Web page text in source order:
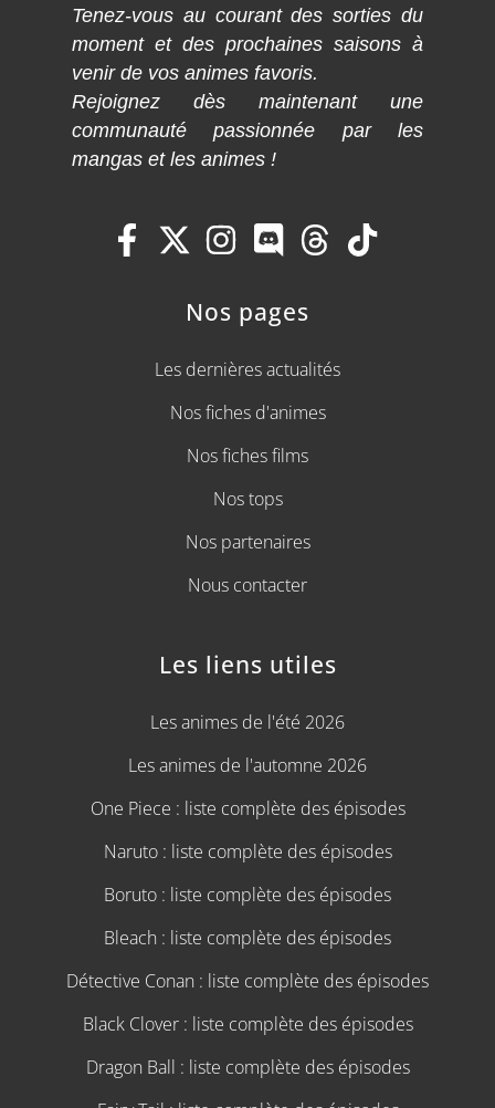
Tenez-vous au courant des sorties du
moment et des prochaines saisons à
venir de vos animes favoris.
Rejoignez dès maintenant une
communauté passionnée par les
mangas et les animes !
Nos pages
Les dernières actualités
Nos fiches d'animes
Nos fiches films
Nos tops
Nos partenaires
Nous contacter
Les liens utiles
Les animes de l'été 2026
Les animes de l'automne 2026
One Piece : liste complète des épisodes
Naruto : liste complète des épisodes
Boruto : liste complète des épisodes
Bleach : liste complète des épisodes
Détective Conan : liste complète des épisodes
Black Clover : liste complète des épisodes
Dragon Ball : liste complète des épisodes